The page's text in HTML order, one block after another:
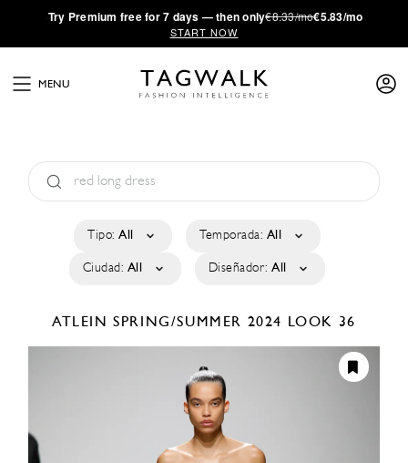
·Try Premium free for 7 days — then only€8.33/mo€5.83/mo
START NOW
MENU
Tipo: All Temporada: All
Ciudad: All Diseñador: All
ATLEINSPRING/SUMMER 2024 LOOK 36